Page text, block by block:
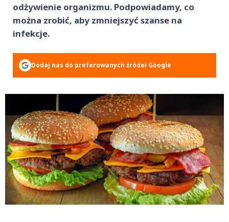
odżywienie organizmu. Podpowiadamy, co
można zrobić, aby zmniejszyć szanse na
infekcje.
Dodaj nas do preferowanych źródeł Google